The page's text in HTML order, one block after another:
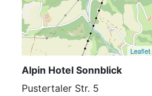
Leaflet
Alpin Hotel Sonnblick
Pustertaler Str. 5